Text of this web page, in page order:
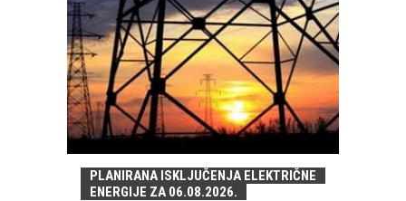
PLANIRANA ISKLJUČENJA ELEKTRIČNE
ENERGIJE ZA 06.08.2026.